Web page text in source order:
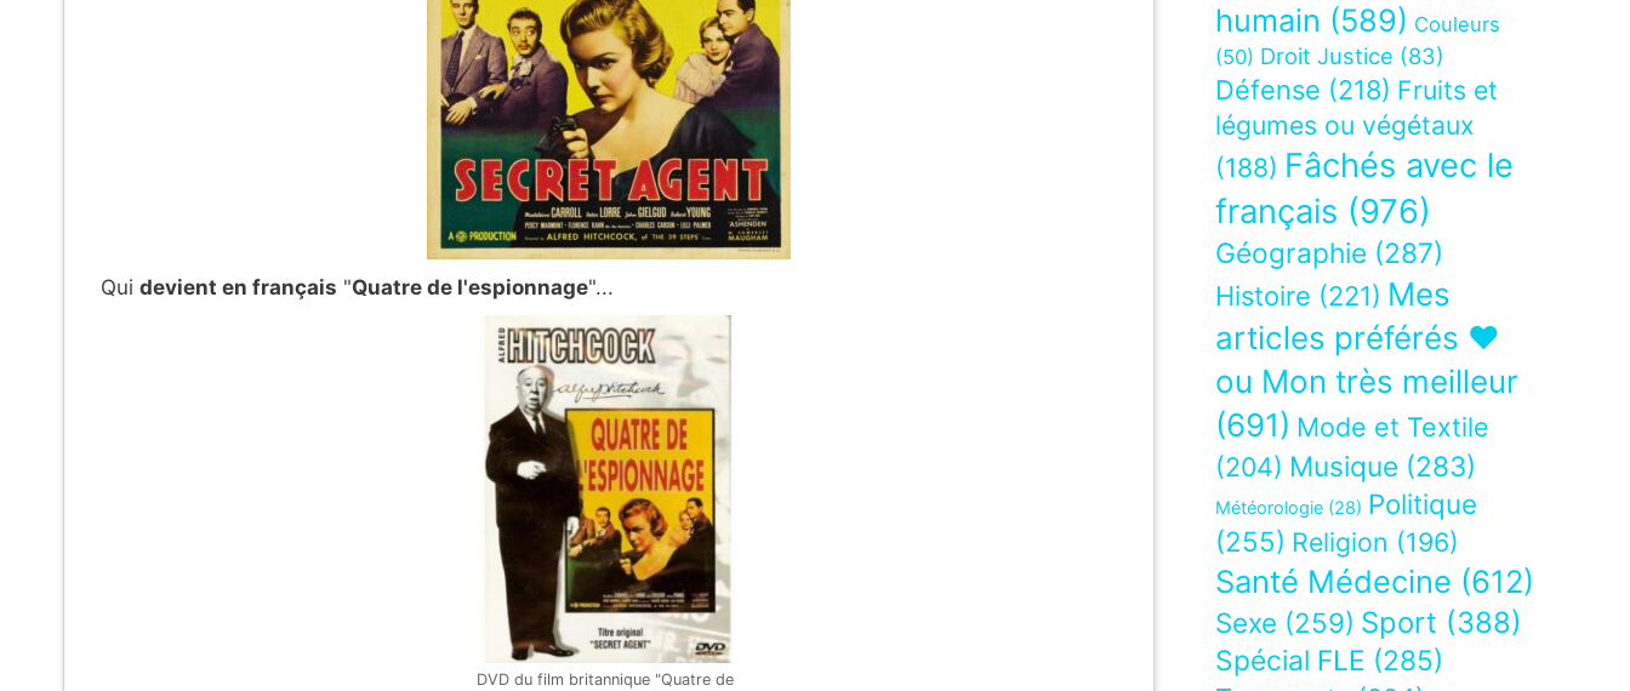
Qui devient en français "Quatre de l'espionnage"...
DVD du film britannique "Quatre de
humain (589) Couleurs
(50) Droit Justice (83)
Défense (218) Fruits et
légumes ou végétaux
(188) Fâchés avec le
français (976)
Géographie (287)
Histoire (221) Mes
articles préférés ❤
ou Mon très meilleur
(691) Mode et Textile
(204) Musique (283)
Météorologie (28) Politique
(255) Religion (196)
Santé Médecine (612)
Sexe (259) Sport (388)
Spécial FLE (285)